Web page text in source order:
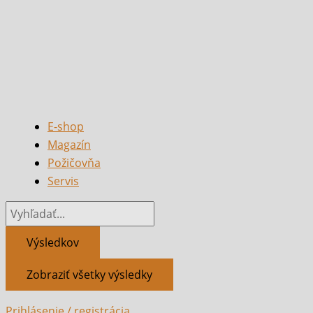
E-shop
Magazín
Požičovňa
Servis
Výsledkov
Zobraziť všetky výsledky